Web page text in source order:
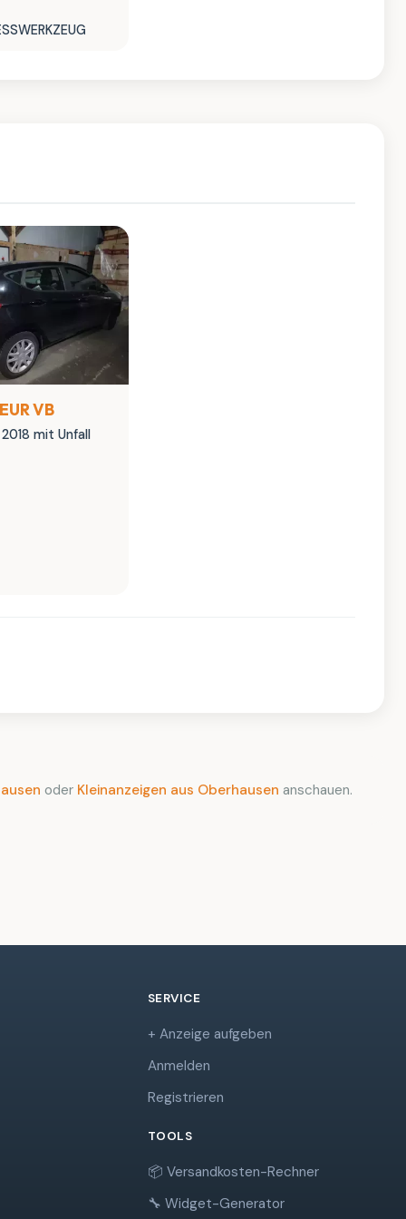
VB
mit Unfall
oder Kleinanzeigen aus Oberhausen anschauen.
SERVICE
+ Anzeige aufgeben
Anmelden
Registrieren
TOOLS
📦 Versandkosten-Rechner
🔧 Widget-Generator